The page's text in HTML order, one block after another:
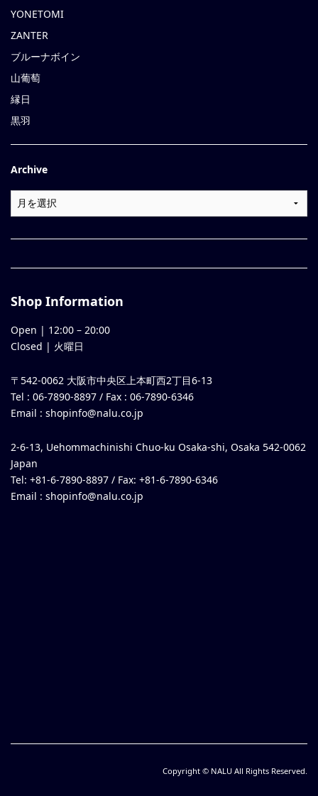
YONETOMI
ZANTER
ブルーナボイン
山葡萄
縁日
黒羽
Archive
Shop Information
Open | 12:00 – 20:00
Closed | 火曜日
〒542-0062 大阪市中央区上本町西2丁目6-13
Tel : 06-7890-8897 / Fax : 06-7890-6346
Email : shopinfo@nalu.co.jp
2-6-13, Uehommachinishi Chuo-ku Osaka-shi, Osaka 542-0062
Japan
Tel: +81-6-7890-8897 / Fax: +81-6-7890-6346
Email : shopinfo@nalu.co.jp
Copyright © NALU All Rights Reserved.